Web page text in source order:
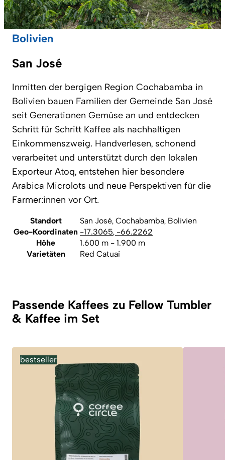
Bolivien
San José
Inmitten der bergigen Region Cochabamba in
Bolivien bauen Familien der Gemeinde San José
seit Generationen Gemüse an und entdecken
Schritt für Schritt Kaffee als nachhaltigen
Einkommenszweig. Handverlesen, schonend
verarbeitet und unterstützt durch den lokalen
Exporteur Atoq, entstehen hier besondere
Arabica Microlots und neue Perspektiven für die
Farmer:innen vor Ort.
Standort
San José, Cochabamba, Bolivien
Geo-Koordinaten -17.3065, -66.2262
Höhe
1.600 m - 1.900 m
Varietäten
Red Catuaí
Passende Kaffees zu Fellow Tumbler
& Kaffee im Set
bestseller